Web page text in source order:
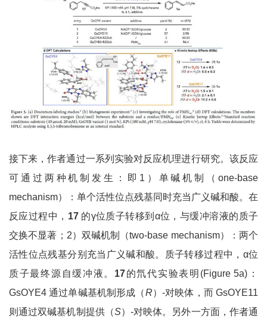
接下来，作者通过一系列实验对反应机理进行研究。该反应
可通过两种机制发生：即1）单碱机制（one-base
mechanism）：单个活性位点残基同时充当广义碱和酸。在
反应过程中， 17的γ位质子转移到α位，与缓冲溶液的质子
交换不显著；2）双碱机制（two-base mechanism）：两个
活性位点残基分别充当广义碱和酸。质子转移过程中，α位
质子最终源自缓冲液。 17的氘代实验表明(Figure 5a)：
GsOYE4 通过单碱基机制形成（R）-对映体，而 GsOYE11
则通过双碱基机制提供（S）-对映体。另外一方面，作者通